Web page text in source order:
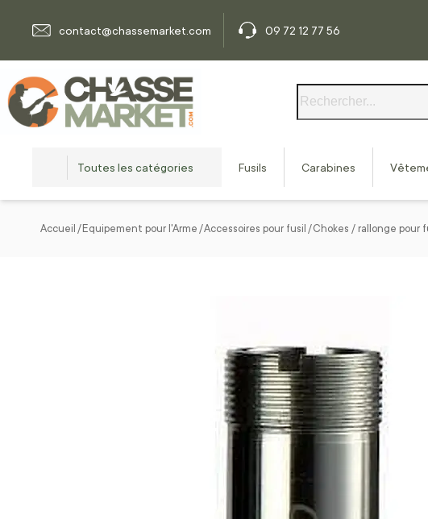
contact@chassemarket.com
09 72 12 77 56
Toutes les catégories Fusils Carabines
Accueil Equipement pour l'Arme Accessoires pour fusil Chokes / rallonge pour